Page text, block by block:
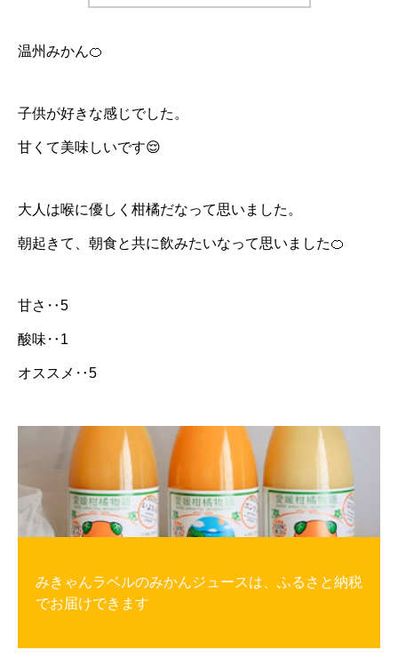
温州みかん🍊
子供が好きな感じでした。
甘くて美味しいです😌
大人は喉に優しく柑橘だなって思いました。
朝起きて、朝食と共に飲みたいなって思いました🍊
甘さ‥5
酸味‥1
オススメ‥5
みきゃんラベルのみかんジュースは、ふるさと納税
でお届けできます